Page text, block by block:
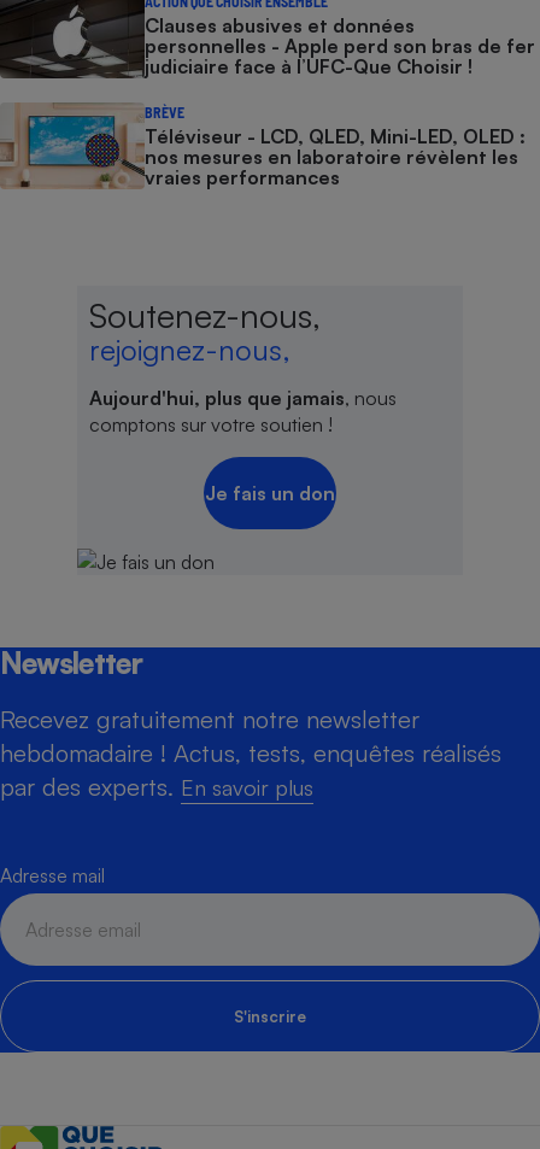
Clauses abusives et données
personnelles - Apple perd son bras de fer
judiciaire face à l’UFC-Que Choisir !
BRÈVE
Téléviseur - LCD, QLED, Mini-LED, OLED :
nos mesures en laboratoire révèlent les
vraies performances
Soutenez-nous,
rejoignez-nous,
Aujourd'hui, plus que jamais, nous
comptons sur votre soutien !
Je fais un don
Newsletter
Recevez gratuitement notre newsletter
hebdomadaire ! Actus, tests, enquêtes réalisés
par des experts. En savoir plus
Adresse mail
S'inscrire